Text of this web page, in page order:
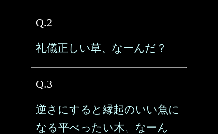
Q.2
礼儀正しい草、なーんだ？
Q.3
逆さにすると縁起のいい魚に
なる平べったい木、なーん